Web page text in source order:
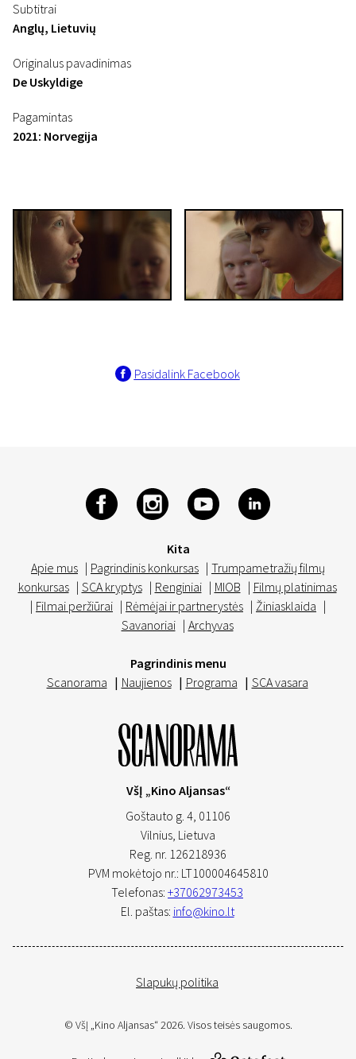
Subtitrai
Anglų, Lietuvių
Originalus pavadinimas
De Uskyldige
Pagamintas
2021: Norvegija
Pasidalink Facebook
Kita
Apie mus | Pagrindinis konkursas | Trumpametražių filmų
konkursas | SCA kryptys | Renginiai | MIOB | Filmų platinimas
| Filmai peržiūrai | Rėmėjai ir partnerystės | Žiniasklaida |
Savanoriai | Archyvas
Pagrindinis menu
Scanorama | Naujienos | Programa | SCA vasara
VšĮ „Kino Aljansas“
Goštauto g. 4, 01106
Vilnius, Lietuva
Reg. nr. 126218936
PVM mokėtojo nr.: LT100004645810
Telefonas: +37062973453
El. paštas: info@kino.lt
Slapukų politika
© VšĮ „Kino Aljansas“ 2026. Visos teisės saugomos.